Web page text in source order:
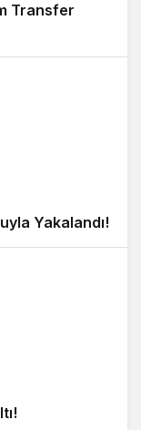
Transfer
Yakalandı!